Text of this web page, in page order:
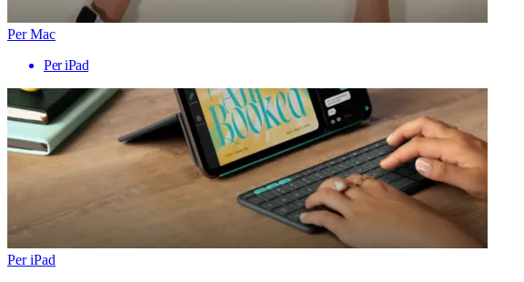
Per Mac
Per iPad
Per iPad